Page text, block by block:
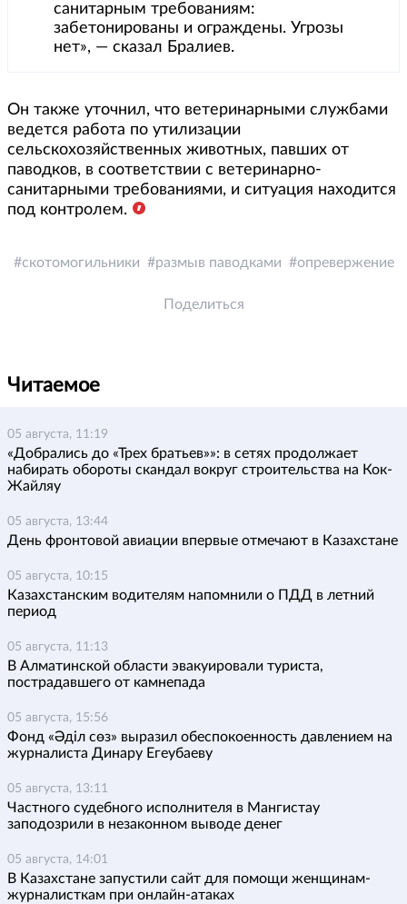
санитарным требованиям:
забетонированы и ограждены. Угрозы
нет», — сказал Бралиев.
Он также уточнил, что ветеринарными службами
ведется работа по утилизации
сельскохозяйственных животных, павших от
паводков, в соответствии с ветеринарно-
санитарными требованиями, и ситуация находится
под контролем.
скотомогильники размыв паводками опревержение
Поделиться
Читаемое
05 августа, 11:19
«Добрались до «Трех братьев»»: в сетях продолжает
набирать обороты скандал вокруг строительства на Кок-
Жайляу
05 августа, 13:44
День фронтовой авиации впервые отмечают в Казахстане
05 августа, 10:15
Казахстанским водителям напомнили о ПДД в летний
период
05 августа, 11:13
В Алматинской области эвакуировали туриста,
пострадавшего от камнепада
05 августа, 15:56
Фонд «Әділ сөз» выразил обеспокоенность давлением на
журналиста Динару Егеубаеву
05 августа, 13:11
Частного судебного исполнителя в Мангистау
заподозрили в незаконном выводе денег
05 августа, 14:01
В Казахстане запустили сайт для помощи женщинам-
журналисткам при онлайн-атаках